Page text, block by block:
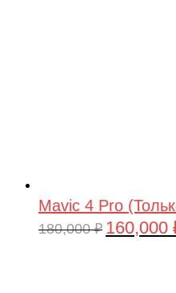
Mavic 4 Pro
180,000₽ 160,000